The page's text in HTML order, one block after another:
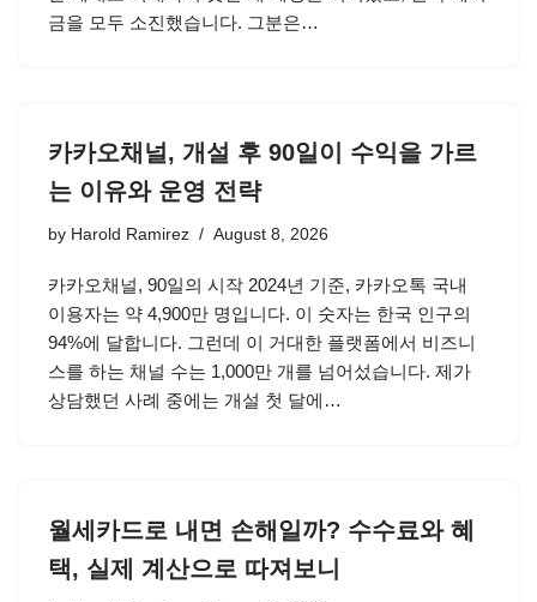
금을 모두 소진했습니다. 그분은…
카카오채널, 개설 후 90일이 수익을 가르
는 이유와 운영 전략
by Harold Ramirez August 8, 2026
카카오채널, 90일의 시작 2024년 기준, 카카오톡 국내
이용자는 약 4,900만 명입니다. 이 숫자는 한국 인구의
94%에 달합니다. 그런데 이 거대한 플랫폼에서 비즈니
스를 하는 채널 수는 1,000만 개를 넘어섰습니다. 제가
상담했던 사례 중에는 개설 첫 달에…
월세카드로 내면 손해일까? 수수료와 혜
택, 실제 계산으로 따져보니